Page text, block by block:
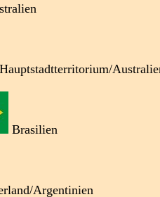
Brasilien
Argentinien